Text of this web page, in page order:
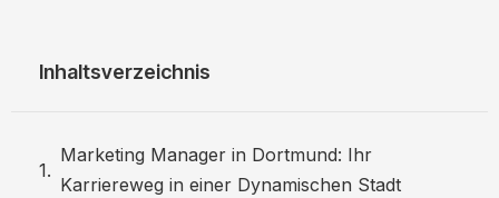
Inhaltsverzeichnis
Marketing Manager in Dortmund: Ihr
Karriereweg in einer Dynamischen Stadt